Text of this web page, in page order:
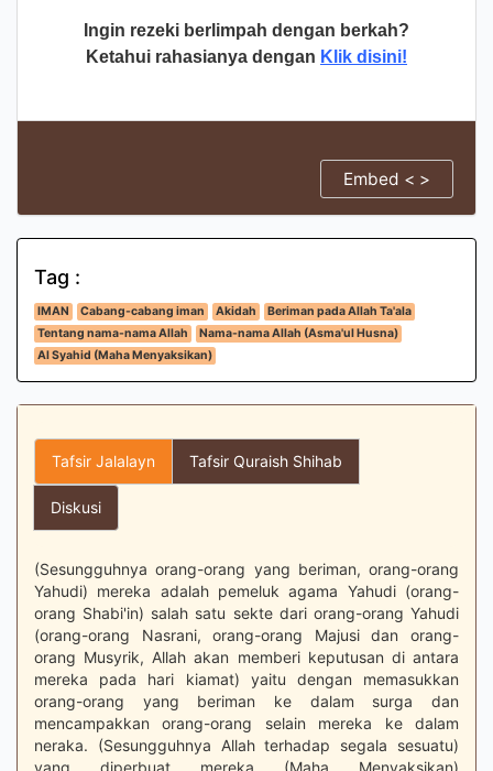
Ingin rezeki berlimpah dengan berkah?
Ketahui rahasianya dengan Klik disini!
Embed < >
Tag :
IMAN Cabang-cabang iman Akidah
Beriman pada Allah Ta'ala
Tentang nama-nama Allah
Nama-nama Allah (Asma'ul Husna)
Al Syahid (Maha Menyaksikan)
Tafsir Jalalayn Tafsir Quraish Shihab
Diskusi
(Sesungguhnya orang-orang yang beriman, orang-orang
Yahudi) mereka adalah pemeluk agama Yahudi (orang-
orang Shabi'in) salah satu sekte dari orang-orang Yahudi
(orang-orang Nasrani, orang-orang Majusi dan orang-
orang Musyrik, Allah akan memberi keputusan di antara
mereka pada hari kiamat) yaitu dengan memasukkan
orang-orang yang beriman ke dalam surga dan
mencampakkan orang-orang selain mereka ke dalam
neraka. (Sesungguhnya Allah terhadap segala sesuatu)
yang diperbuat mereka (Maha Menyaksikan)